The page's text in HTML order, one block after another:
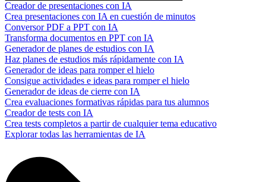
Creador de presentaciones con IA
Crea presentaciones con IA en cuestión de minutos
Conversor PDF a PPT con IA
Transforma documentos en PPT con IA
Generador de planes de estudios con IA
Haz planes de estudios más rápidamente con IA
Generador de ideas para romper el hielo
Consigue actividades e ideas para romper el hielo
Generador de ideas de cierre con IA
Crea evaluaciones formativas rápidas para tus alumnos
Creador de tests con IA
Crea tests completos a partir de cualquier tema educativo
Explorar todas las herramientas de IA